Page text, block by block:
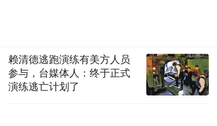
赖清德逃跑演练有美方人员
参与，台媒体人：终于正式
演练逃亡计划了